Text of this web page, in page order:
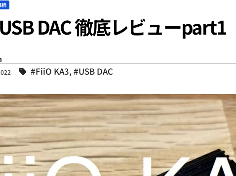
続
DAC 徹底レビューpart1
#FiiO KA3, #USB DAC